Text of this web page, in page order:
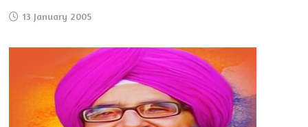
13 January 2005